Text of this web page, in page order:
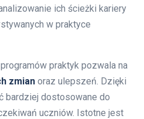
ich ścieżki kariery
w praktyce
praktyk pozwala na
zmian oraz ulepszeń. Dzięki
bardziej dostosowane do
uczniów. Istotne jest